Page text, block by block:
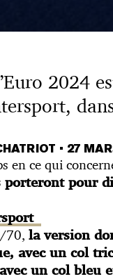
2024
• 27
en ce qui
pour
70, la version
avec un col
un col bleu